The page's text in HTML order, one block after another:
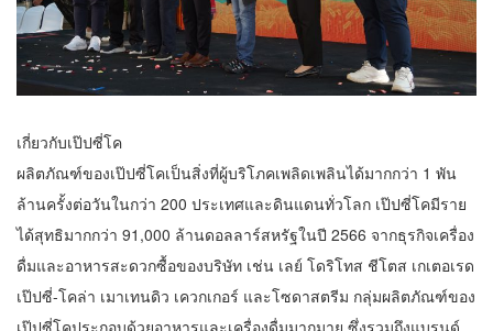
เกี่ยวกับเป๊ปซี่โค
ผลิตภัณฑ์ของเป๊ปซี่โคเป็นสิ่งที่ผู้บริโภคเพลิดเพลินได้มากกว่า 1 พัน
ล้านครั้งต่อวันในกว่า 200 ประเทศและดินแดนทั่วโลก เป๊ปซี่โคมีราย
ได้สุทธิมากกว่า 91,000 ล้านดอลลาร์สหรัฐในปี 2566 จากธุรกิจเครื่อง
ดื่มและอาหารสะดวกซื้อของบริษัท เช่น เลย์ โดริโทส ชีโตส เกเตอเรด
เป๊ปซี่-โคล่า เมาเทนดิว เควกเกอร์ และโซดาสตรีม กลุ่มผลิตภัณฑ์ของ
เป๊ปซี่โคประกอบด้วยอาหารและเครื่องดื่มมากมาย ซึ่งรวมถึงแบรนด์